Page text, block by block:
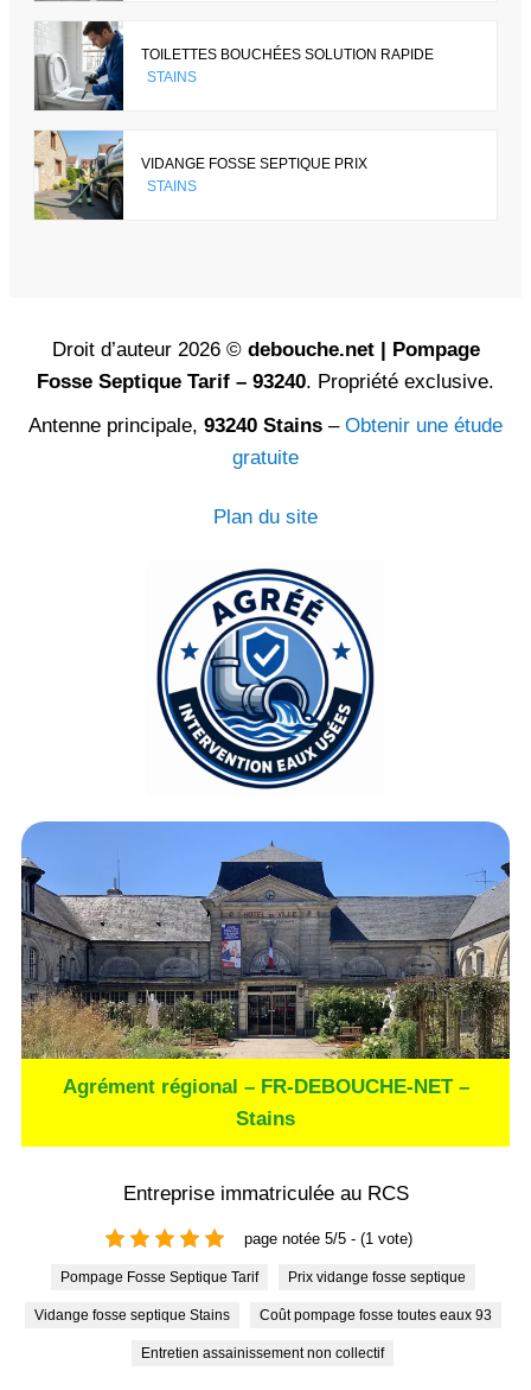
TOILETTES BOUCHÉES SOLUTION RAPIDE
STAINS
VIDANGE FOSSE SEPTIQUE PRIX
STAINS
Droit d’auteur 2026 © debouche.net | Pompage
Fosse Septique Tarif – 93240. Propriété exclusive.
Antenne principale, 93240 Stains – Obtenir une étude
gratuite
Plan du site
Agrément régional – FR-DEBOUCHE-NET –
Stains
Entreprise immatriculée au RCS
page notée 5/5 - (1 vote)
Pompage Fosse Septique Tarif Prix vidange fosse septique
Vidange fosse septique Stains Coût pompage fosse toutes eaux 93
Entretien assainissement non collectif